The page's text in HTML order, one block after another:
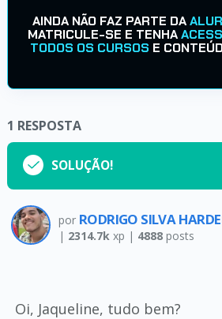
AINDA NÃO FAZ PARTE DA
MATRICULE-SE E TENHA
TODOS OS CURSOS E
1 RESPOSTA
SOLUÇÃO!
por RODRIGO SILVA
| 2314.7kxp | 4888posts
Oi, Jaqueline, tudo bem?